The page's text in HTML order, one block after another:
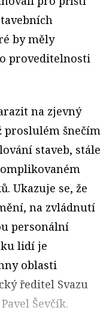
by měly
proveditelnosti
na zjevný
proslulém šnečím
staveb, stále
Ukazuje se, že
na zvládnutí
personální
lidí je
oblasti
ředitel Svazu
Ševčík.